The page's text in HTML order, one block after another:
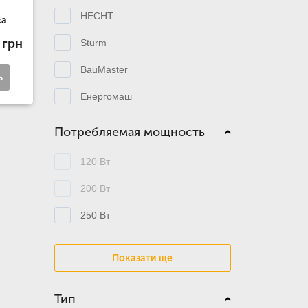
HECHT
Sturm
BauMaster
Енергомаш
Потребляемая мощность
120 Вт
200 Вт
250 Вт
Показати ще
Тип